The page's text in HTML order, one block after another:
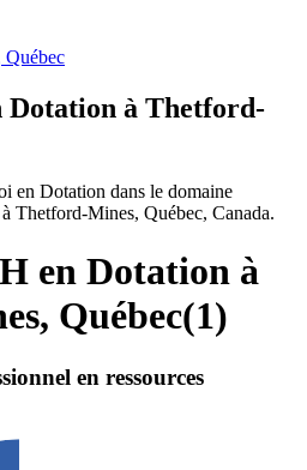
Québec
Dotation à Thetford-
en Dotation dans le domaine
Thetford-Mines, Québec, Canada.
en Dotation à
Québec(1)
en ressources